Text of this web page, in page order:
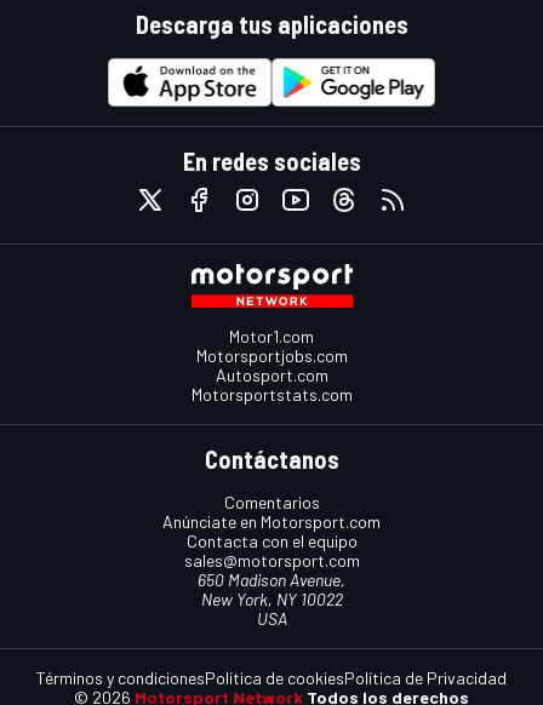
Descarga tus aplicaciones
En redes sociales
Motor1.com
Motorsportjobs.com
Autosport.com
Motorsportstats.com
Contáctanos
Comentarios
Anúnciate en Motorsport.com
Contacta con el equipo
sales@motorsport.com
650 Madison Avenue,
New York, NY 10022
USA
© 2026 Motorsport Network Todos los derechos
Términos y condicionesPolítica de cookiesPolítica de Privacidad